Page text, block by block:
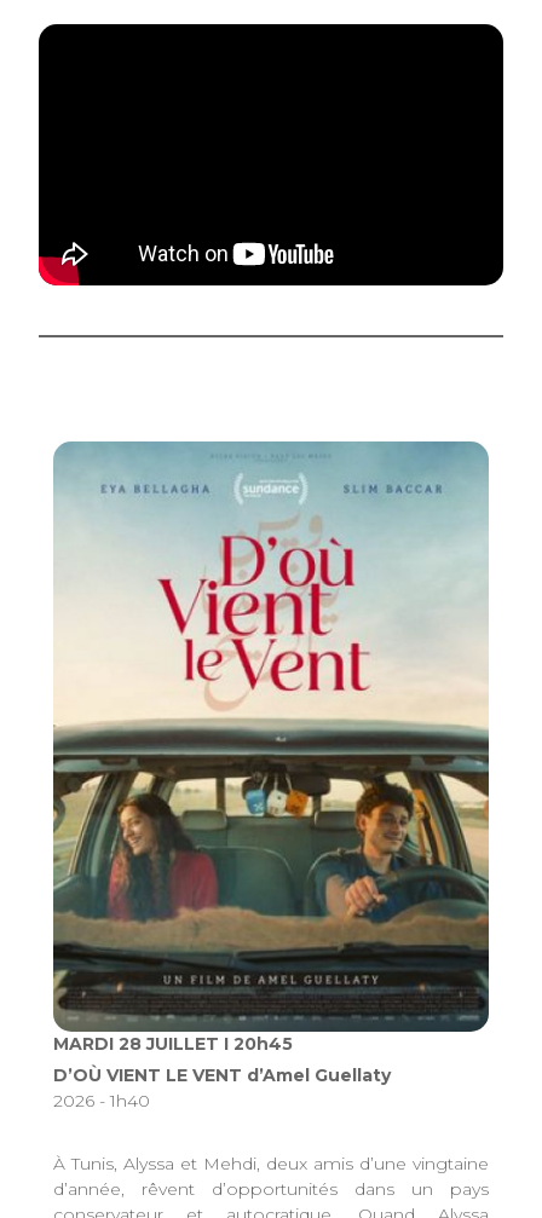
MARDI 28 JUILLET I 20h45
D’OÙ VIENT LE VENT d’Amel Guellaty
2026 - 1h40
À Tunis, Alyssa et Mehdi, deux amis d’une vingtaine
d’année, rêvent d’opportunités dans un pays